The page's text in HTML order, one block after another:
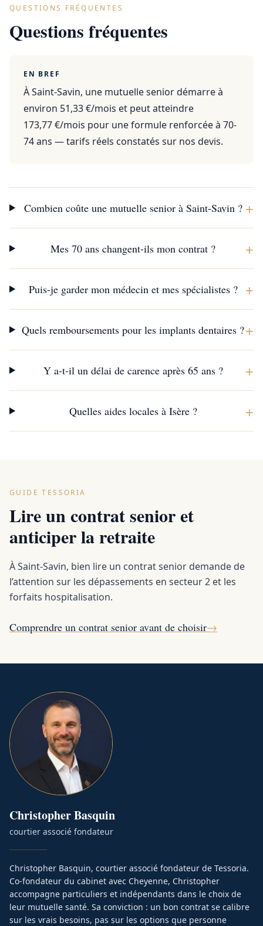
QUESTIONS FRÉQUENTES
Questions fréquentes
EN BREF
À Saint-Savin, une mutuelle senior démarre à
environ 51,33 €/mois et peut atteindre
173,77 €/mois pour une formule renforcée à 70-
74 ans — tarifs réels constatés sur nos devis.
Combien coûte une mutuelle senior à Saint-Savin ? +
Mes 70 ans changent-ils mon contrat ? +
Puis-je garder mon médecin et mes spécialistes ? +
Quels remboursements pour les implants dentaires ?+
Y a-t-il un délai de carence après 65 ans ? +
Quelles aides locales à Isère ? +
GUIDE TESSORIA
Lire un contrat senior et
anticiper la retraite
À Saint-Savin, bien lire un contrat senior demande de
l’attention sur les dépassements en secteur 2 et les
forfaits hospitalisation.
Comprendre un contrat senior avant de choisir→
ChristopherBasquin
courtier associé fondateur
Christopher Basquin, courtier associé fondateur de Tessoria.
Co-fondateur du cabinet avec Cheyenne, Christopher
accompagne particuliers et indépendants dans le choix de
leur mutuelle santé. Sa conviction : un bon contrat se calibre
sur les vrais besoins, pas sur les options que personne